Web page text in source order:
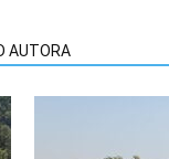
AUTORA